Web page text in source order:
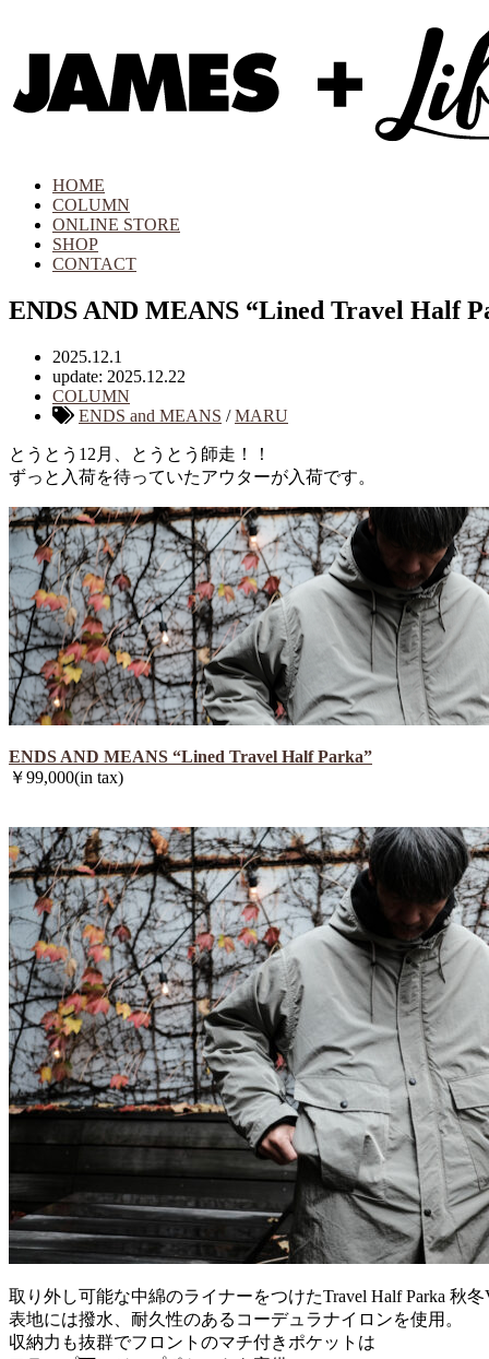
HOME
COLUMN
ONLINE STORE
SHOP
CONTACT
ENDS AND MEANS “Lined Travel Half
2025.12.1
update: 2025.12.22
COLUMN
ENDS and MEANS /MARU
とうとう12月、とうとう師走！！
ずっと入荷を待っていたアウターが入荷です。
ENDS AND MEANS “Lined Travel Half Parka”
￥99,000(in tax)
取り外し可能な中綿のライナーをつけたTravel Half Parka 秋冬
表地には撥水、耐久性のあるコーデュラナイロンを使用。
収納力も抜群でフロントのマチ付きポケットは